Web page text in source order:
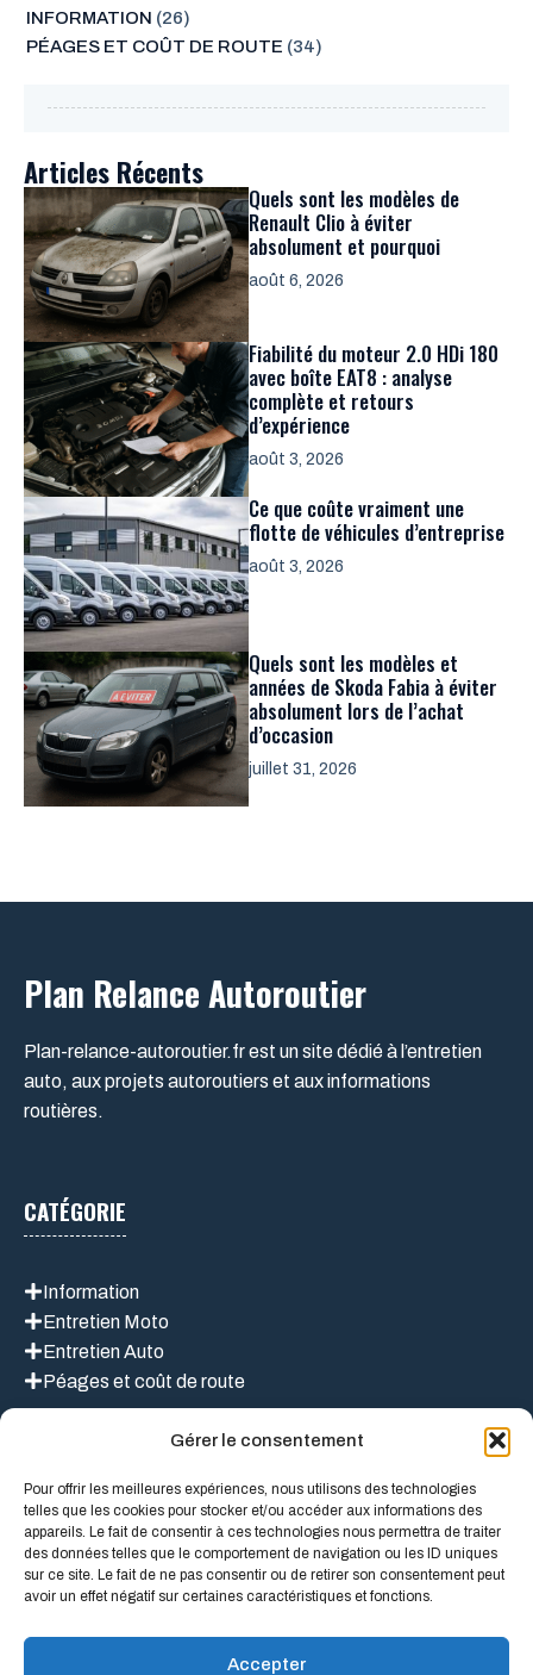
Gérer le consentement
Pour offrir les meilleures expériences, nous utilisons des technologies
telles que les cookies pour stocker et/ou accéder aux informations des
appareils. Le fait de consentir à ces technologies nous permettra de traiter
des données telles que le comportement de navigation ou les ID uniques
sur ce site. Le fait de ne pas consentir ou de retirer son consentement peut
avoir un effet négatif sur certaines caractéristiques et fonctions.
Accepter
INFORMATION (26)
PÉAGES ET COÛT DE ROUTE (34)
Articles Récents
Quels sont les modèles de
Renault Clio à éviter
absolument et pourquoi
août 6, 2026
Fiabilité du moteur 2.0 HDi 180
avec boîte EAT8 : analyse
complète et retours
d’expérience
août 3, 2026
Ce que coûte vraiment une
flotte de véhicules d’entreprise
août 3, 2026
Quels sont les modèles et
années de Skoda Fabia à éviter
absolument lors de l’achat
d’occasion
juillet 31, 2026
Plan Relance Autoroutier
Plan-relance-autoroutier.fr est un site dédié à l’entretien
auto, aux projets autoroutiers et aux informations
routières.
CATÉGORIE
Information
Entretien Moto
Entretien Auto
Péages et coût de route
LIEN UTILES
Mentions légales
À propos de nous